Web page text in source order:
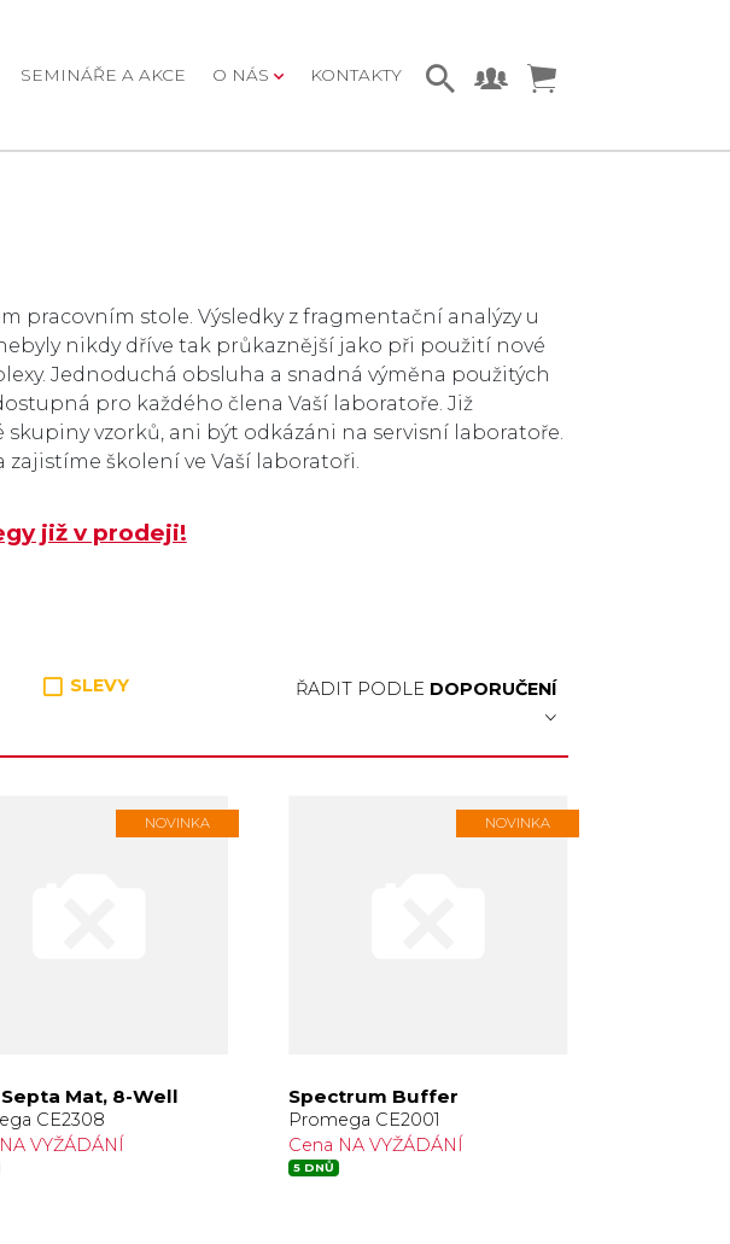
SEMINÁŘE A AKCE O NÁS KONTAKTY
pracovním stole. Výsledky z fragmentační analýzy u
nikdy dříve tak průkaznější jako při použití nové
Jednoduchá obsluha a snadná výměna použitých
pro každého člena Vaší laboratoře. Již
vzorků, ani být odkázáni na servisní laboratoře.
zajistíme školení ve Vaší laboratoři.
již v prodeji!
SLEVY ŘADIT PODLE DOPORUČENÍ
Mat, 8-Well
CE2308
VYŽÁDÁNÍ
NOVINKA
Spectrum Buffer
Promega CE2001
Cena NA VYŽÁDÁNÍ
5 DNŮ
NOVINKA